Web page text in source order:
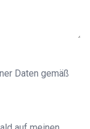
Daten gemäß